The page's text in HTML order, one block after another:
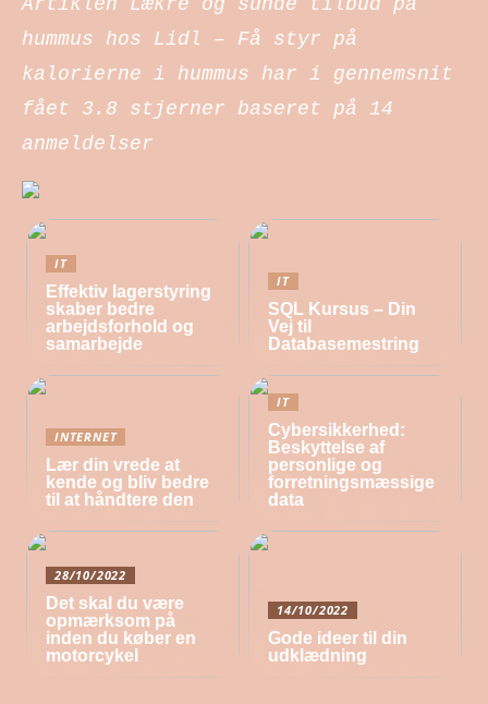
hummus hos Lidl – Få styr på
kalorierne i hummus har i gennemsnit
fået 3.8 stjerner baseret på 14
anmeldelser
IT
Effektiv lagerstyring
skaber bedre
arbejdsforhold og
samarbejde
IT
SQL Kursus – Din
Vej til
Databasemestring
INTERNET
Lær din vrede at
kende og bliv bedre
til at håndtere den
IT
Cybersikkerhed:
Beskyttelse af
personlige og
forretningsmæssige
data
28/10/2022
Det skal du være
opmærksom på
inden du køber en
motorcykel
14/10/2022
Gode ideer til din
udklædning